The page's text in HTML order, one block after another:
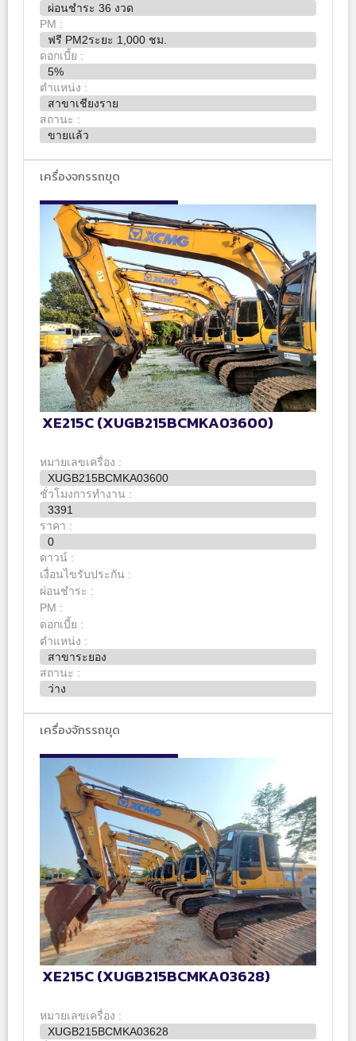
ผ่อนชำระ 36 งวด
PM :
ฟรี PM2ระยะ 1,000 ชม.
ดอกเบี้ย :
5%
ตำแหน่ง :
สาขาเชียงราย
สถานะ :
ขายแล้ว
เครื่องจกรรถขุด
XE215C (XUGB215BCMKA03600)
หมายเลขเครื่อง :
XUGB215BCMKA03600
ชั่วโมงการทำงาน :
3391
ราคา :
0
ดาวน์ :
เงื่อนไขรับประกัน :
ผ่อนชำระ :
PM :
ดอกเบี้ย :
ตำแหน่ง :
สาขาระยอง
สถานะ :
ว่าง
เครื่องจักรรถขุด
XE215C (XUGB215BCMKA03628)
หมายเลขเครื่อง :
XUGB215BCMKA03628